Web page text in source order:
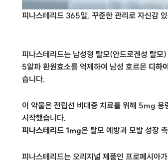
피나스테리드 365일, 꾸준한 관리로 자신감
피나스테리드는 남성형 탈모(안드로겐성 탈
5알파 환원효소를 억제하여 남성 호르몬 디하
습니다.
이 약물은 전립선 비대증 치료를 위해 5mg 용
시작했습니다.
피나스테리드 1mg은 탈모 예방과 모발 성장
피나스테리드는 오리지널 제품인 프로페시아